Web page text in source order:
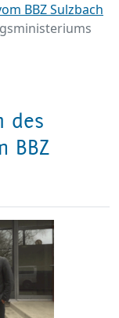
BBZ Sulzbach
des
BBZ